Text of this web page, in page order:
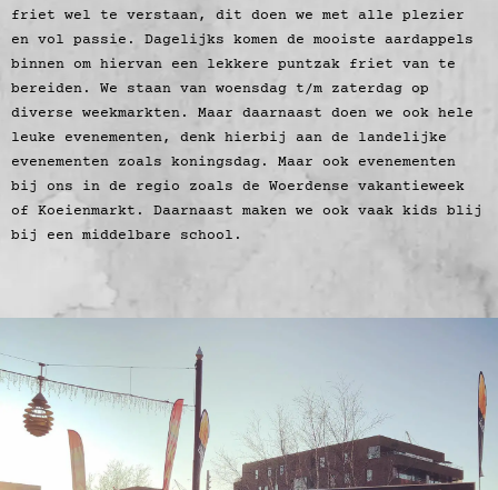
friet wel te verstaan, dit doen we met alle plezier
en vol passie. Dagelijks komen de mooiste aardappels
binnen om hiervan een lekkere puntzak friet van te
bereiden. We staan van woensdag t/m zaterdag op
diverse weekmarkten. Maar daarnaast doen we ook hele
leuke evenementen, denk hierbij aan de landelijke
evenementen zoals koningsdag. Maar ook evenementen
bij ons in de regio zoals de Woerdense vakantieweek
of Koeienmarkt. Daarnaast maken we ook vaak kids blij
bij een middelbare school.